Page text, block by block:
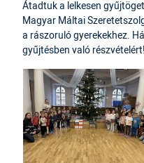
Átadtuk a lelkesen
Magyar Máltai
a rászoruló gyerekekhez.
gyűjtésben való részvételért!